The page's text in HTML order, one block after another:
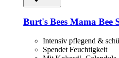
Burt's Bees Mama Bee
Intensiv pflegend &
Spendet Feuchtigkeit